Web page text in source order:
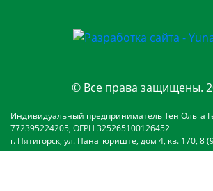
© Все права защищены.
Индивидуальный предприниматель Тен Ольга
772395224205, ОГРН 325265100126452
г. Пятигорск, ул. Панагюриште, дом 4, кв. 170, 8